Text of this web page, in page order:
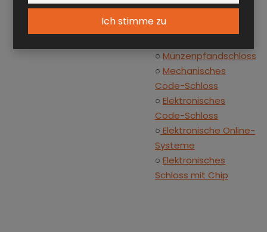
Ich stimme zuAusstattung gegen
Aufpreis:
○ Münzenpfandschloss
○ Mechanisches
Code-Schloss
○ Elektronisches
Code-Schloss
○ Elektronische Online-
Systeme
○ Elektronisches
Schloss mit Chip